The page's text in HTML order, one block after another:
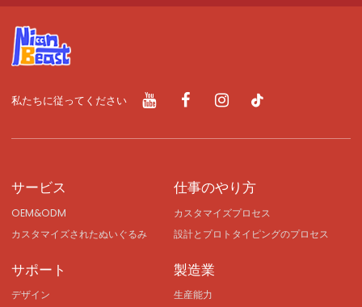
私たちに従ってください
サービス
OEM&ODM
カスタマイズされたぬいぐるみ
仕事のやり方
カスタマイズプロセス
設計とプロトタイピングのプロセス
サポート
デザイン
製造業
生産能力